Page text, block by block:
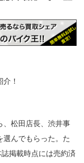
！
、松田店長、渋井事
んでもらった。た
掲載時点には売約済